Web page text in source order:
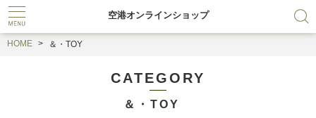
空港オンラインショップ
HOME ＆・TOY
CATEGORY
＆・TOY